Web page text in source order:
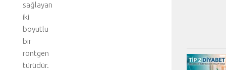
sağlayan
iki
boyutlu
bir
röntgen
türüdür.